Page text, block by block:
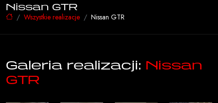
Nissan GTR
Wszystkie realizacje Nissan GTR
Galeria realizacji: Nissan
GTR